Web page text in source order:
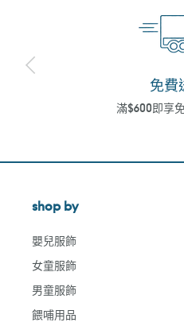
免費
滿$600即享
shop by
嬰兒服飾
女童服飾
男童服飾
餵哺用品